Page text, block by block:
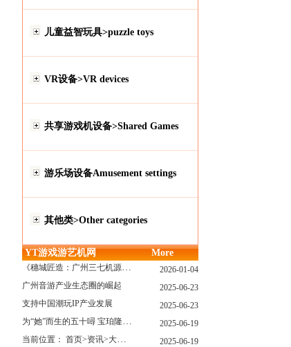
儿童益智玩具>puzzle toys
VR设备>VR devices
共享游戏机设备>Shared Games
游乐场设备Amusement settings
其他类>Other categories
YT游戏游艺机网
More
《穗城匠造：广州三七机源头的工厂店密码》
2026-01-04
广州音游产业生态圈的崛起
2025-06-23
支持中国潮玩IP产业发展
2025-06-23
为“她”而生的五十噚 宝珀隆重推出全新五十噚女士潜水腕表 2025-06-19
当前位置： 首页>资讯>大型游戏展览和新游戏厅6月大温揭幕 大型游戏展览和新游戏厅6月大温揭幕 2025-06-19